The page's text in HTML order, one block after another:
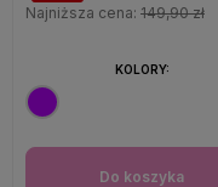
Najniższa cena: 149,90 zł
Do koszyka
KOLORY: